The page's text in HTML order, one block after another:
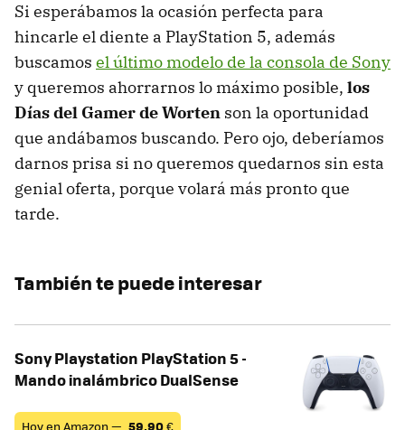
Si esperábamos la ocasión perfecta para
hincarle el diente a PlayStation 5, además
buscamos el último modelo de la consola de Sony
y queremos ahorrarnos lo máximo posible, los
Días del Gamer de Worten son la oportunidad
que andábamos buscando. Pero ojo, deberíamos
darnos prisa si no queremos quedarnos sin esta
genial oferta, porque volará más pronto que
tarde.
También te puede interesar
Sony Playstation PlayStation 5 -
Mando inalámbrico DualSense
Hoy en Amazon — 59,90€